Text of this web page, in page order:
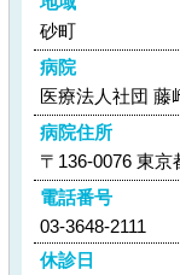
砂町
病院
医療法人社団 藤
病院住所
〒136-0076 東京
電話番号
03-3648-2111
休診日